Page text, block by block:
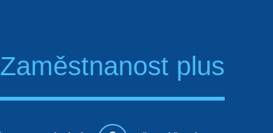
Zaměstnanost plus